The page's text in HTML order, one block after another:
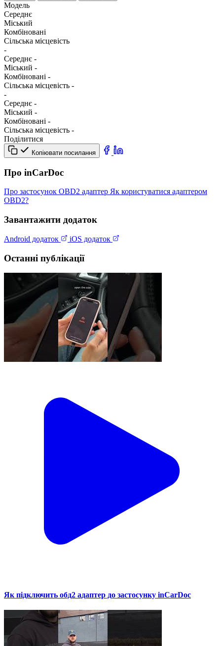
Модель
Середнє
Міський
Комбіновані
Сільська місцевість
-
Середнє -
Міський -
Комбіновані -
Сільська місцевість -
-
Середнє -
Міський -
Комбіновані -
Сільська місцевість -
Поділитися
Копіювати посилання
Про inCarDoc
Про застосунок OBD2 адаптер Як користуватися адаптером
OBD2?
Завантажити додаток
Android додаток iOS додаток
Останні публікації
Як підключить обд2 адаптер до застосунку inCarDoc